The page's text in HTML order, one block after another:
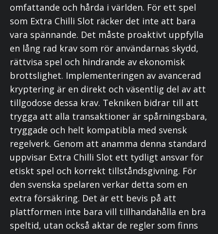
omfattande och hårda i världen. För ett spel
som Extra Chilli Slot räcker det inte att bara
vara spännande. Det måste proaktivt uppfylla
en lång rad krav som rör användarnas skydd,
rättvisa spel och hindrande av ekonomisk
brottslighet. Implementeringen av avancerad
kryptering är en direkt och väsentlig del av att
tillgodose dessa krav. Tekniken bidrar till att
trygga att alla transaktioner är spårningsbara,
tryggade och helt kompatibla med svensk
regelverk. Genom att anamma denna standard
uppvisar Extra Chilli Slot ett tydligt ansvar för
etiskt spel och korrekt tillståndsgivning. För
den svenska spelaren verkar detta som en
extra försäkring. Det är ett bevis på att
plattformen inte bara vill tillhandahålla en bra
speltid, utan också aktar de regler som finns